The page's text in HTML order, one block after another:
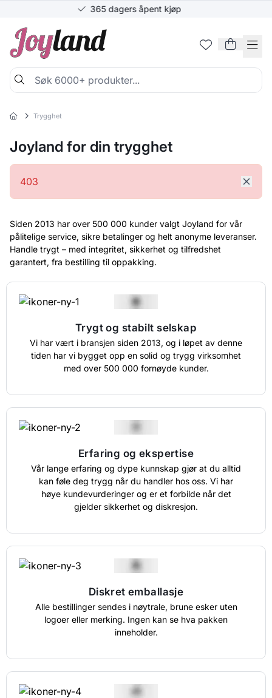
Joyland
Trygghet
Joyland for din trygghet
403
Siden 2013 har over 500 000 kunder valgt Joyland for vår
pålitelige service, sikre betalinger og helt anonyme leveranser.
Handle trygt – med integritet, sikkerhet og tilfredshet
garantert, fra bestilling til oppakking.
Trygt og stabilt selskap
Vi har vært i bransjen siden 2013, og i løpet av denne
tiden har vi bygget opp en solid og trygg virksomhet
med over 500 000 fornøyde kunder.
Erfaring og ekspertise
Vår lange erfaring og dype kunnskap gjør at du alltid
kan føle deg trygg når du handler hos oss. Vi har
høye kundevurderinger og er et forbilde når det
gjelder sikkerhet og diskresjon.
Diskret emballasje
Alle bestillinger sendes i nøytrale, brune esker uten
logoer eller merking. Ingen kan se hva pakken
inneholder.